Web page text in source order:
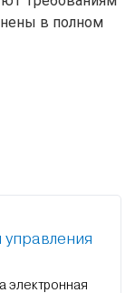
в полном
управления
электронная